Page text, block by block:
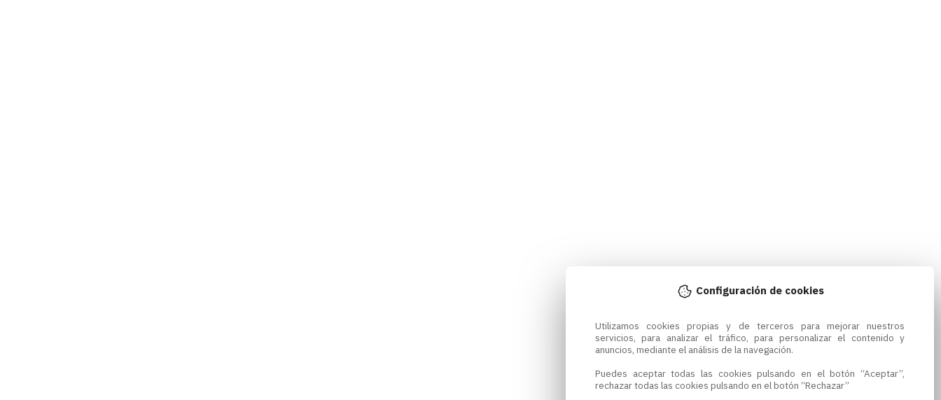
Configuración de cookies
Utilizamos cookies propias y de terceros para mejorar nuestros
servicios, para analizar el tráfico, para personalizar el contenido y
anuncios, mediante el análisis de la navegación.
Puedes aceptar todas las cookies pulsando en el botón “Aceptar”,
rechazar todas las cookies pulsando en el botón “Rechazar”